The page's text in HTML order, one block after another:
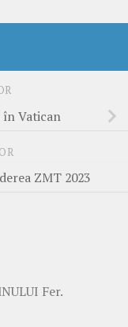
în Vatican
ZMT 2023
Fer.